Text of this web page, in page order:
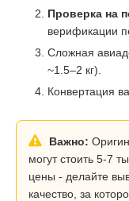
Проверка на
верификации
Сложная
~1.5–2 кг).
Конвертация
Важно:
могут стоить 5-7
цены - делайте
качество, за